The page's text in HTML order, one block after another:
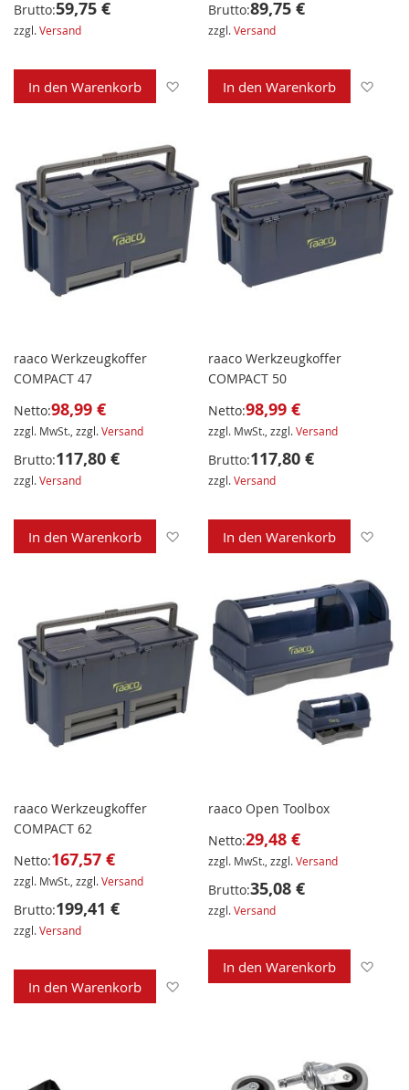
Brutto:59,75 €
zzgl.Versand
In den Warenkorb Zur Wunschliste hinzufügen
Brutto:89,75 €
zzgl.Versand
In den Warenkorb
raaco Werkzeugkoffer
COMPACT 47
Netto:98,99 €
zzgl. MwSt., zzgl.Versand
Brutto:117,80 €
zzgl.Versand
In den Warenkorb Zur Wunschliste hinzufügen
raaco Werkzeugkoffer
COMPACT 50
Netto:98,99 €
zzgl. MwSt., zzgl.Versand
Brutto:117,80 €
zzgl.Versand
In den Warenkorb
raaco Werkzeugkoffer
COMPACT 62
Netto:167,57 €
zzgl. MwSt., zzgl.Versand
Brutto:199,41 €
zzgl.Versand
In den Warenkorb Zur Wunschliste hinzufügen
raaco Open Toolbox
Netto:29,48 €
zzgl. MwSt., zzgl.Versand
Brutto:35,08 €
zzgl.Versand
In den Warenkorb